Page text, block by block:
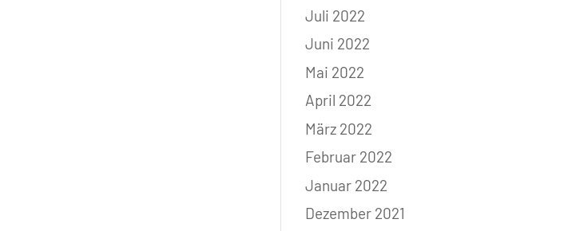
Juli 2022
Juni 2022
Mai 2022
April 2022
März 2022
Februar 2022
Januar 2022
Dezember 2021